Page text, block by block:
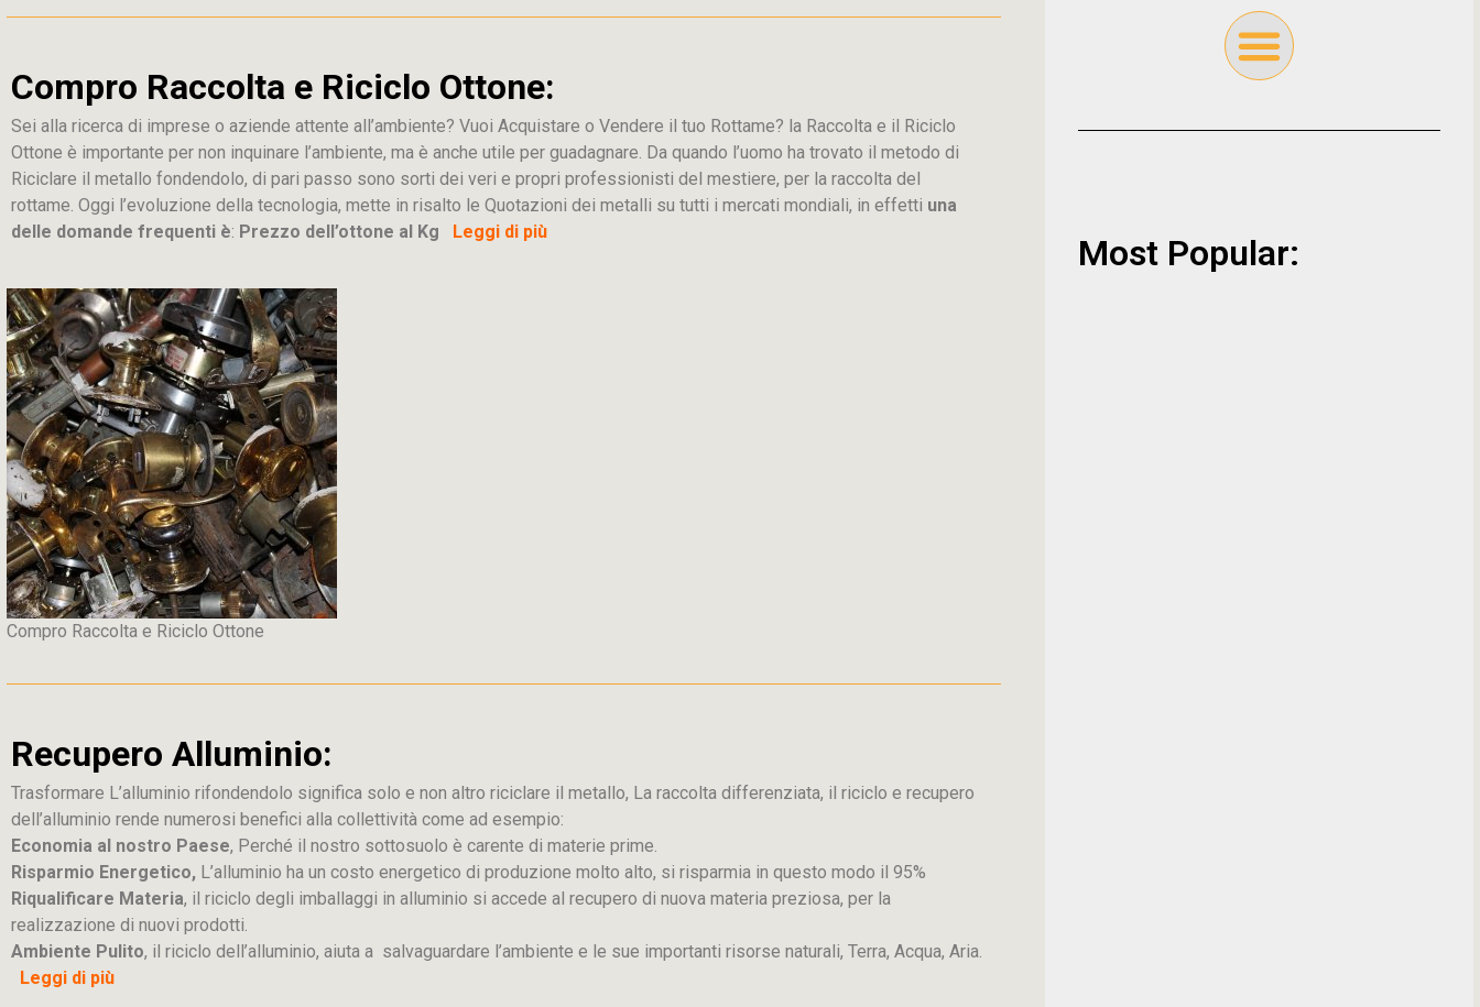
Compro Raccolta e Riciclo Ottone:
Sei alla ricerca di imprese o aziende attente all’ambiente? Vuoi Acquistare o Vendere il tuo Rottame? la Raccolta e il Riciclo
Ottone è importante per non inquinare l’ambiente, ma è anche utile per guadagnare. Da quando l’uomo ha trovato il metodo di
Riciclare il metallo fondendolo, di pari passo sono sorti dei veri e propri professionisti del mestiere, per la raccolta del
rottame. Oggi l’evoluzione della tecnologia, mette in risalto le Quotazioni dei metalli su tutti i mercati mondiali, in effetti una
delle domande frequenti è: Prezzo dell’ottone al Kg Leggi di più
Compro Raccolta e Riciclo Ottone
Recupero Alluminio:
Trasformare L’alluminio rifondendolo significa solo e non altro riciclare il metallo, La raccolta differenziata, il riciclo e recupero
dell’alluminio rende numerosi benefici alla collettività come ad esempio:
Economia al nostro Paese, Perché il nostro sottosuolo è carente di materie prime.
Risparmio Energetico, L’alluminio ha un costo energetico di produzione molto alto, si risparmia in questo modo il 95%
Riqualificare Materia, il riciclo degli imballaggi in alluminio si accede al recupero di nuova materia preziosa, per la
realizzazione di nuovi prodotti.
Ambiente Pulito, il riciclo dell’alluminio, aiuta a salvaguardare l’ambiente e le sue importanti risorse naturali, Terra, Acqua, Aria.
Leggi di più
Most Popular: